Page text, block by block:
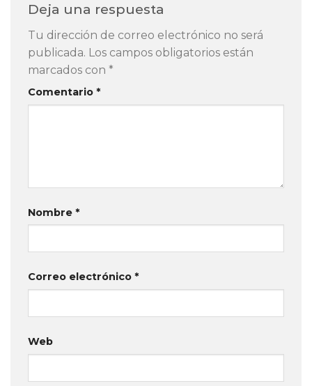
Deja una respuesta
Tu dirección de correo electrónico no será
publicada. Los campos obligatorios están
marcados con *
Comentario *
Nombre *
Correo electrónico *
Web